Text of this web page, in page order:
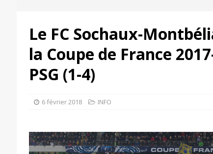
Le FC Sochaux-
la Coupe de France
PSG (1-4)
6 février 2018 INFO